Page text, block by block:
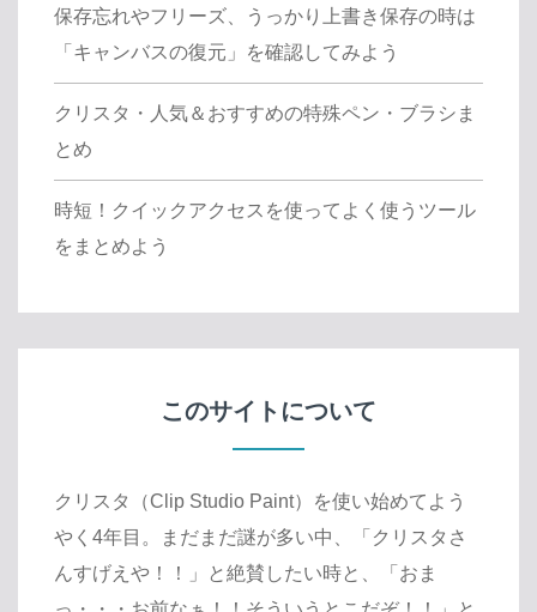
保存忘れやフリーズ、うっかり上書き保存の時は
「キャンバスの復元」を確認してみよう
クリスタ・人気＆おすすめの特殊ペン・ブラシま
とめ
時短！クイックアクセスを使ってよく使うツール
をまとめよう
このサイトについて
クリスタ（Clip Studio Paint）を使い始めてよう
やく4年目。まだまだ謎が多い中、「クリスタさ
んすげえや！！」と絶賛したい時と、「おま